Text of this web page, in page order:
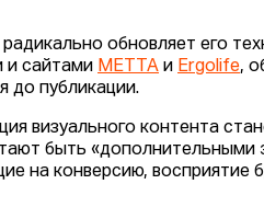
обновляет его
и сайтами МЕТТА и Ergolife,
до публикации.
визуального контента
быть
на конверсию, восприятие